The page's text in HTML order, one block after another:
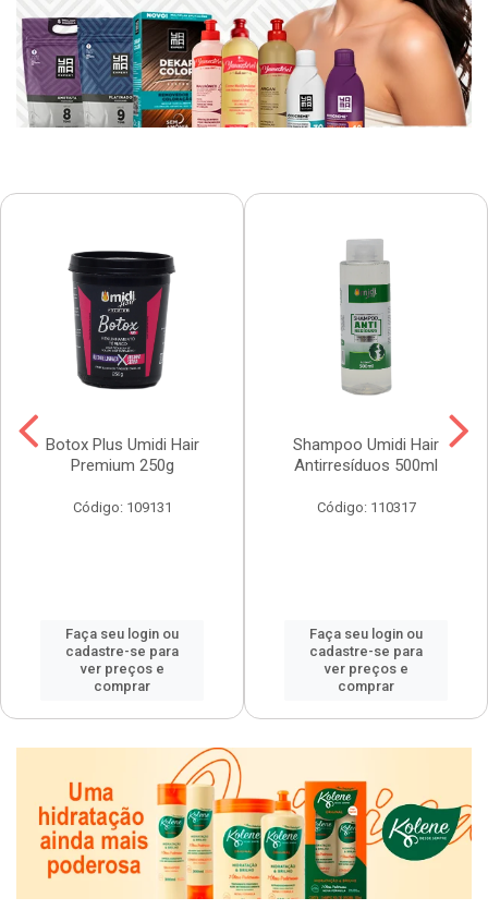
Botox Plus Umidi Hair
Premium 250g
Código: 109131
Faça seu login ou
cadastre-se para
ver preços e
comprar
Shampoo Umidi Hair
Antirresíduos 500ml
Código: 110317
Faça seu login ou
cadastre-se para
ver preços e
comprar